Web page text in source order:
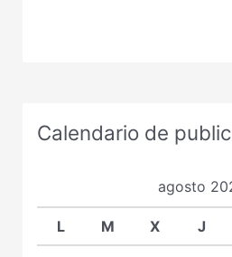
Calendario de
agosto
L M X J